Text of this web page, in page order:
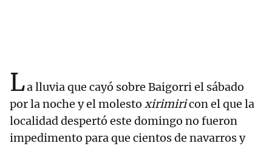
La lluvia que cayó sobre Baigorri el sábado
por la noche y el molesto xirimiricon el que la
localidad despertó este domingo no fueron
impedimento para que cientos de navarros y